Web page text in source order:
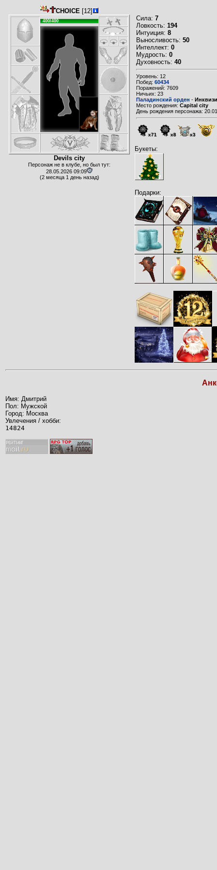
CHOICE [12]
400/400
Devils city
Персонаж не в клубе, но был тут:
28.05.2026 09:09
(2 месяца 1 день назад)
Сила: 7
Ловкость: 194
Интуиция: 8
Выносливость: 50
Интеллект: 0
Мудрость: 0
Духовность: 40
Уровень: 12
Побед: 60434
Поражений: 7609
Ничьих: 23
Паладинский орден -
Место рождения: Capital city
День рождения персонажа:
x71 x8 x3
Букеты:
Подарки:
Имя: Дмитрий
Пол: Мужской
Город: Москва
Увлечения / хобби:
14824